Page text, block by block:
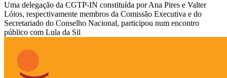
Uma delegação da CGTP-IN constituída por Ana Pires e Valter
Lóios, respectivamente membros da Comissão Executiva e do
Secretariado do Conselho Nacional, participou num encontro
público com Lula da Sil